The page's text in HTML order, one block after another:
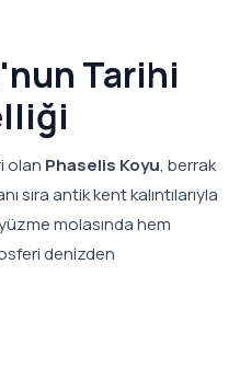
Tarihi
olan Phaselis Koyu, berrak
sıra antik kent kalıntılarıyla
molasında hem
denizden